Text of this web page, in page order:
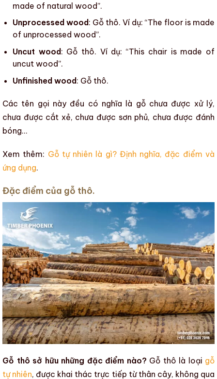
made of natural wood”.
Unprocessed wood : Gỗ thô. Ví dụ: “The floor is made
of unprocessed wood”.
Uncut wood: Gỗ thô. Ví dụ: “This chair is made of
uncut wood”.
Unfinished wood: Gỗ thô.
Các tên gọi này đều có nghĩa là gỗ chưa được xử lý,
chưa được cắt xẻ, chưa được sơn phủ, chưa được đánh
bóng…
Xem thêm: Gỗ tự nhiên là gì? Định nghĩa, đặc điểm và
ứng dụng.
Đặc điểm của gỗ thô.
Gỗ thô sở hữu những đặc điểm nào? Gỗ thô là loại gỗ
tự nhiên, được khai thác trực tiếp từ thân cây, không qua